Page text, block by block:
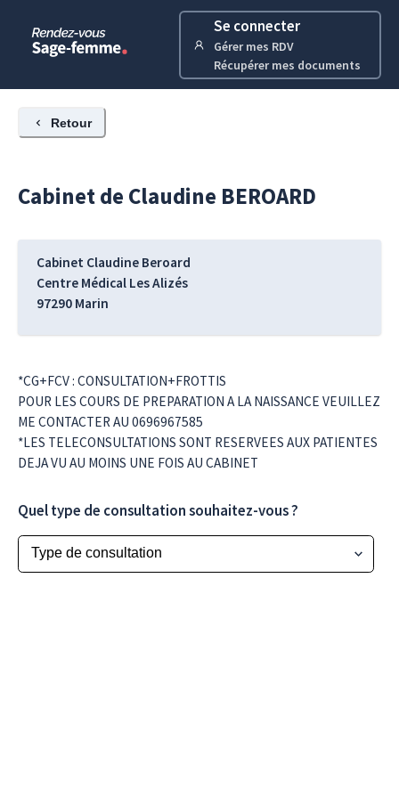
Se connecter
Gérer mes RDV
Récupérer mes documents
Retour
Cabinet de Claudine BEROARD
Cabinet Claudine Beroard
Centre Médical Les Alizés
97290 Marin
*CG+FCV : CONSULTATION+FROTTIS
POUR LES COURS DE PREPARATION A LA NAISSANCE VEUILLEZ
ME CONTACTER AU 0696967585
*LES TELECONSULTATIONS SONT RESERVEES AUX PATIENTES
DEJA VU AU MOINS UNE FOIS AU CABINET
Quel type de consultation souhaitez-vous ?